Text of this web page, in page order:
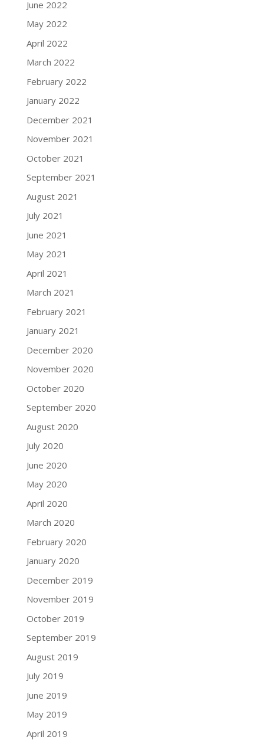
June 2022
May 2022
April 2022
March 2022
February 2022
January 2022
December 2021
November 2021
October 2021
September 2021
August 2021
July 2021
June 2021
May 2021
April 2021
March 2021
February 2021
January 2021
December 2020
November 2020
October 2020
September 2020
August 2020
July 2020
June 2020
May 2020
April 2020
March 2020
February 2020
January 2020
December 2019
November 2019
October 2019
September 2019
August 2019
July 2019
June 2019
May 2019
April 2019